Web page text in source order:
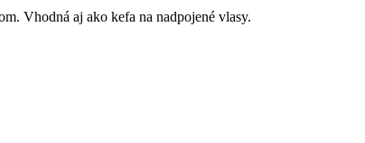
Vhodná aj ako kefa na nadpojené vlasy.